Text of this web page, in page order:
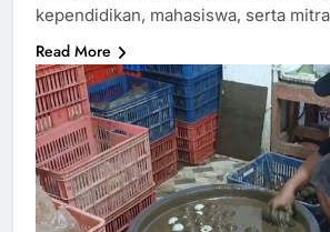
kependidikan, mahasiswa, serta
Read More